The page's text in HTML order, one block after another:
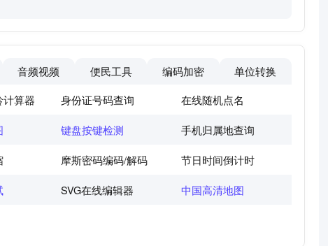
音频视频 便民工具 编码加密
单位转换
计算器 身份证号码查询 在线随机点名
键盘按键检测 手机归属地查询
摩斯密码编码/解码 节日时间倒计时
SVG在线编辑器 中国高清地图